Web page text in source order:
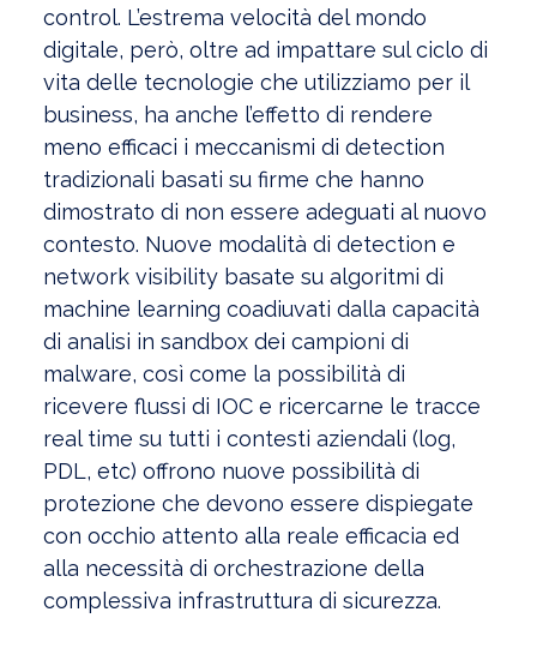
control. L’estrema velocità del mondo
digitale, però, oltre ad impattare sul ciclo di
vita delle tecnologie che utilizziamo per il
business, ha anche l’effetto di rendere
meno efficaci i meccanismi di detection
tradizionali basati su firme che hanno
dimostrato di non essere adeguati al nuovo
contesto. Nuove modalità di detection e
network visibility basate su algoritmi di
machine learning coadiuvati dalla capacità
di analisi in sandbox dei campioni di
malware, così come la possibilità di
ricevere flussi di IOC e ricercarne le tracce
real time su tutti i contesti aziendali (log,
PDL, etc) offrono nuove possibilità di
protezione che devono essere dispiegate
con occhio attento alla reale efficacia ed
alla necessità di orchestrazione della
complessiva infrastruttura di sicurezza.